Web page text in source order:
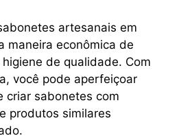
artesanais em
maneira econômica de
de qualidade. Com
você pode aperfeiçoar
criar sabonetes com
produtos similares